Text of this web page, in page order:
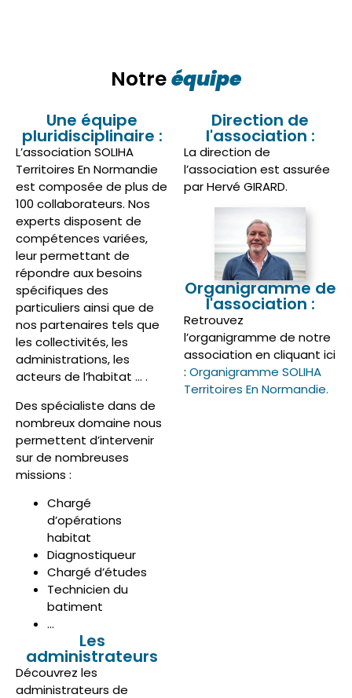
Notreéquipe
Une équipe
pluridisciplinaire :
L’association SOLIHA
Territoires En Normandie
est composée de plus de
100 collaborateurs. Nos
experts disposent de
compétences variées,
leur permettant de
répondre aux besoins
spécifiques des
particuliers ainsi que de
nos partenaires tels que
les collectivités, les
administrations, les
acteurs de l’habitat … .
Des spécialiste dans de
nombreux domaine nous
permettent d’intervenir
sur de nombreuses
missions :
Chargé
d’opérations
habitat
Diagnostiqueur
Chargé d’études
Technicien du
batiment
…
Les
administrateurs
Découvrez les
administrateurs de
Direction de
l'association :
La direction de
l’association est assurée
par Hervé GIRARD.
Organigramme de
l'association :
Retrouvez
l’organigramme de notre
association en cliquant ici
: Organigramme SOLIHA
Territoires En Normandie.